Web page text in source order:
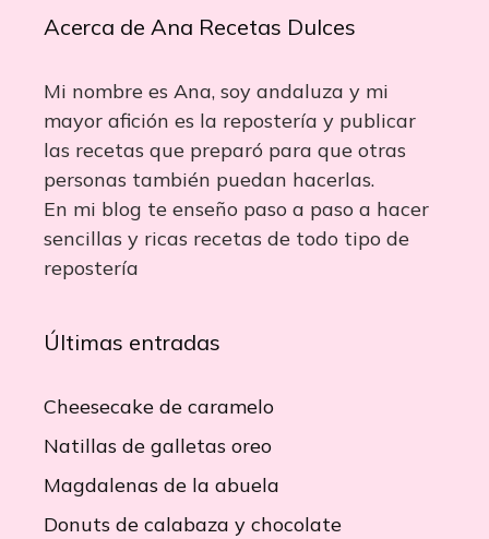
Acerca de Ana Recetas Dulces
Mi nombre es Ana, soy andaluza y mi
mayor afición es la repostería y publicar
las recetas que preparó para que otras
personas también puedan hacerlas.
En mi blog te enseño paso a paso a hacer
sencillas y ricas recetas de todo tipo de
repostería
Últimas entradas
Cheesecake de caramelo
Natillas de galletas oreo
Magdalenas de la abuela
Donuts de calabaza y chocolate